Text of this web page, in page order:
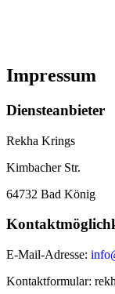
Impressum
Diensteanbieter
Rekha Krings
Kimbacher Str.
64732 Bad König
E-Mail-Adresse:
Kontaktformular: